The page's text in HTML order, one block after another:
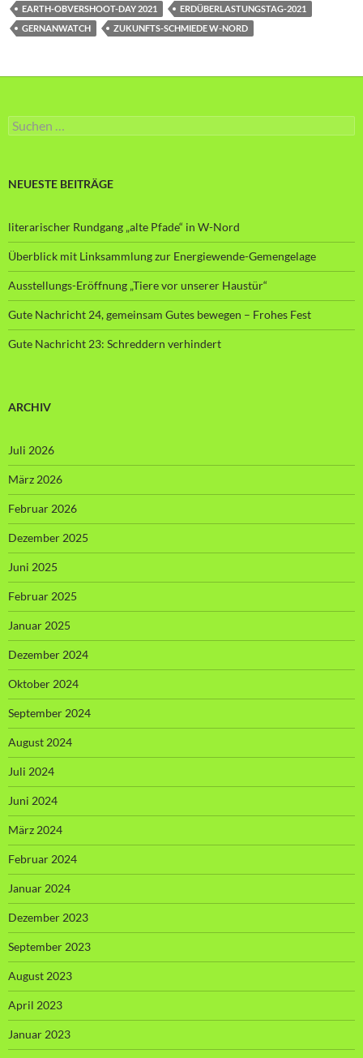
EARTH-OBVERSHOOT-DAY 2021
ERDÜBERLASTUNGSTAG-2021
GERNANWATCH
ZUKUNFTS-SCHMIEDE W-NORD
Suche
nach:
NEUESTE BEITRÄGE
literarischer Rundgang „alte Pfade“ in W-Nord
Überblick mit Linksammlung zur Energiewende-Gemengelage
Ausstellungs-Eröffnung „Tiere vor unserer Haustür“
Gute Nachricht 24, gemeinsam Gutes bewegen – Frohes Fest
Gute Nachricht 23: Schreddern verhindert
ARCHIV
Juli 2026
März 2026
Februar 2026
Dezember 2025
Juni 2025
Februar 2025
Januar 2025
Dezember 2024
Oktober 2024
September 2024
August 2024
Juli 2024
Juni 2024
März 2024
Februar 2024
Januar 2024
Dezember 2023
September 2023
August 2023
April 2023
Januar 2023